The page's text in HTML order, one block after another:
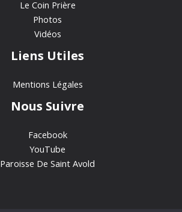
Le Coin Prière
Photos
Vidéos
Liens Utiles
Mentions Légales
Nous Suivre
Facebook
YouTube
Paroisse De Saint Avold